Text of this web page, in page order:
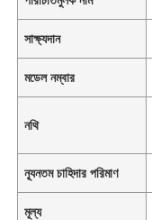
সাক্ষ্যদান
মডেল নম্বার
নথি
ন্যূনতম চাহিদার পরিমাণ
মূল্য